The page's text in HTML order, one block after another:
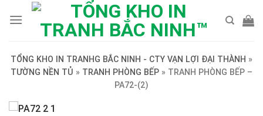
TỔNG KHO IN TRANHG BẮC NINH - CTY VẠN LỢI ĐẠI THÀNH »
TƯỜNG NỀN TỦ » TRANH PHÒNG BẾP » TRANH PHÒNG BẾP –
PA72-(2)